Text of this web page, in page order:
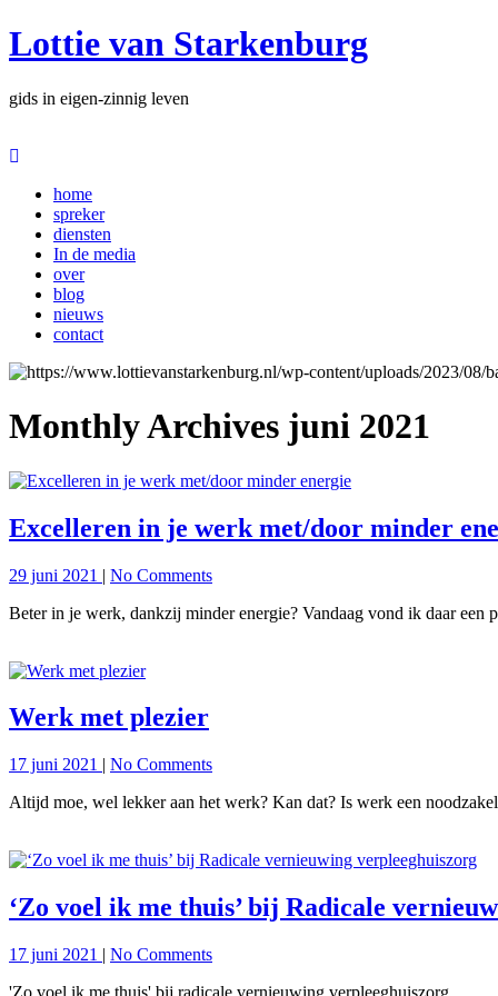
Lottie van Starkenburg
gids in eigen-zinnig leven
home
spreker
diensten
In de media
over
blog
nieuws
contact
Monthly Archives juni 2021
Excelleren in je werk met/door minder
29 juni 2021 | No Comments
Beter in je werk, dankzij minder energie? Vandaag vond ik daar een
Werk met plezier
17 juni 2021 | No Comments
Altijd moe, wel lekker aan het werk? Kan dat? Is werk een
‘Zo voel ik me thuis’ bij Radicale
17 juni 2021 | No Comments